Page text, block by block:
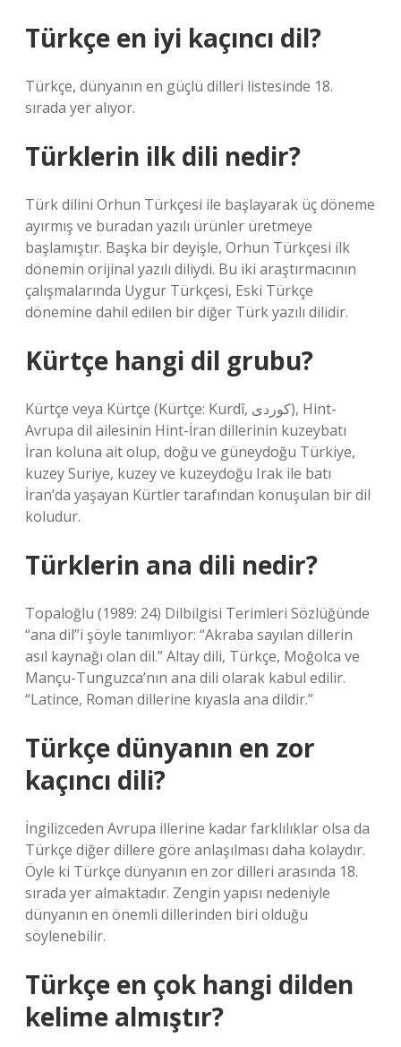
Türkçe en iyi kaçıncı dil?
Türkçe, dünyanın en güçlü dilleri listesinde 18.
sırada yer alıyor.
Türklerin ilk dili nedir?
Türk dilini Orhun Türkçesi ile başlayarak üç döneme
ayırmış ve buradan yazılı ürünler üretmeye
başlamıştır. Başka bir deyişle, Orhun Türkçesi ilk
dönemin orijinal yazılı diliydi. Bu iki araştırmacının
çalışmalarında Uygur Türkçesi, Eski Türkçe
dönemine dahil edilen bir diğer Türk yazılı dilidir.
Kürtçe hangi dil grubu?
Kürtçe veya Kürtçe (Kürtçe: Kurdî, کوردی), Hint-
Avrupa dil ailesinin Hint-İran dillerinin kuzeybatı
İran koluna ait olup, doğu ve güneydoğu Türkiye,
kuzey Suriye, kuzey ve kuzeydoğu Irak ile batı
İran’da yaşayan Kürtler tarafından konuşulan bir dil
koludur.
Türklerin ana dili nedir?
Topaloğlu (1989: 24) Dilbilgisi Terimleri Sözlüğünde
“ana dil”i şöyle tanımlıyor: “Akraba sayılan dillerin
asıl kaynağı olan dil.” Altay dili, Türkçe, Moğolca ve
Mançu-Tunguzca’nın ana dili olarak kabul edilir.
“Latince, Roman dillerine kıyasla ana dildir.”
Türkçe dünyanın en zor
kaçıncı dili?
İngilizceden Avrupa illerine kadar farklılıklar olsa da
Türkçe diğer dillere göre anlaşılması daha kolaydır.
Öyle ki Türkçe dünyanın en zor dilleri arasında 18.
sırada yer almaktadır. Zengin yapısı nedeniyle
dünyanın en önemli dillerinden biri olduğu
söylenebilir.
Türkçe en çok hangi dilden
kelime almıştır?